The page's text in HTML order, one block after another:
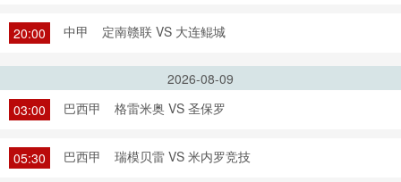
20:00 中甲 定南赣联 VS 大连鲲城
2026-08-09
03:00
巴西甲 格雷米奥 VS 圣保罗
05:30 巴西甲 瑞模贝雷 VS 米内罗竞技